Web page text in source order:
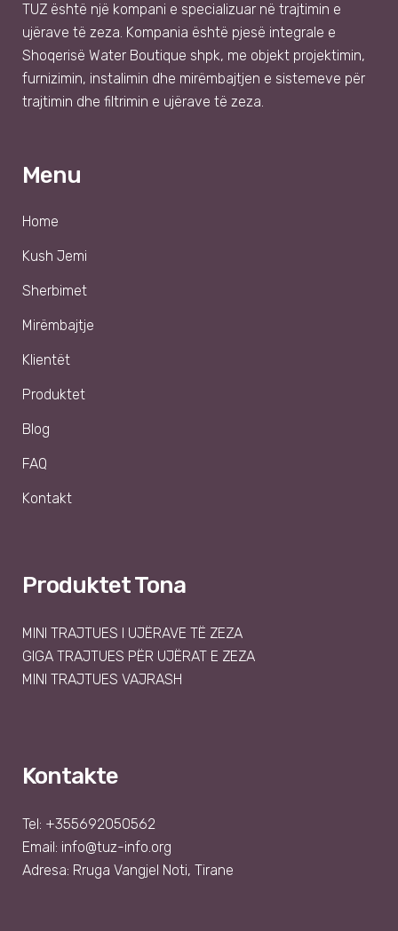
TUZ është një kompani e specializuar në trajtimin e
ujërave të zeza. Kompania është pjesë integrale e
Shoqerisë Water Boutique shpk, me objekt projektimin,
furnizimin, instalimin dhe mirëmbajtjen e sistemeve për
trajtimin dhe filtrimin e ujërave të zeza.
Menu
Home
Kush Jemi
Sherbimet
Mirëmbajtje
Klientët
Produktet
Blog
FAQ
Kontakt
Produktet Tona
MINI TRAJTUES I UJËRAVE TË ZEZA
GIGA TRAJTUES PËR UJËRAT E ZEZA
MINI TRAJTUES VAJRASH
Kontakte
Tel: +355692050562
Email: info@tuz-info.org
Adresa: Rruga Vangjel Noti, Tirane